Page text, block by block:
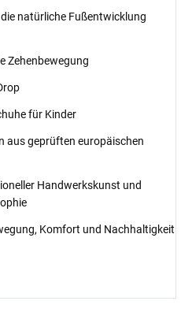
natürliche Fußentwicklung
Zehenbewegung
für Kinder
aus geprüften europäischen
Handwerkskunst und
Komfort und Nachhaltigkeit